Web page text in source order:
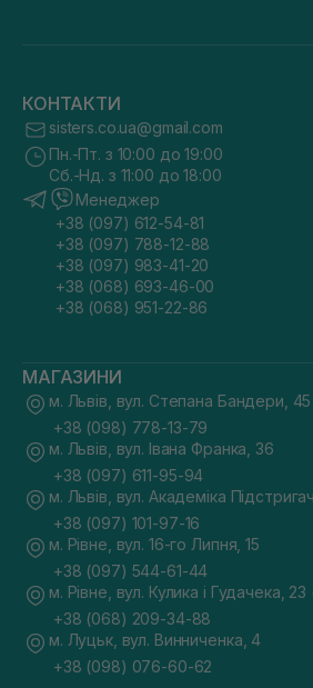
КОНТАКТИ
sisters.co.ua@gmail.com
Пн.-Пт. з 10:00 до 19:00
Сб.-Нд. з 11:00 до 18:00
Менеджер
+38 (097) 612-54-81
+38 (097) 788-12-88
+38 (097) 983-41-20
+38 (068) 693-46-00
+38 (068) 951-22-86
МАГАЗИНИ
м. Львів, вул. Степана Бандери, 45
+38 (098) 778-13-79
м. Львів, вул. Івана Франка, 36
+38 (097) 611-95-94
м. Львів, вул. Академіка
+38 (097) 101-97-16
м. Рівне, вул. 16-го Липня, 15
+38 (097) 544-61-44
м. Рівне, вул. Кулика і Гудачека,
+38 (068) 209-34-88
м. Луцьк, вул. Винниченка, 4
+38 (098) 076-60-62